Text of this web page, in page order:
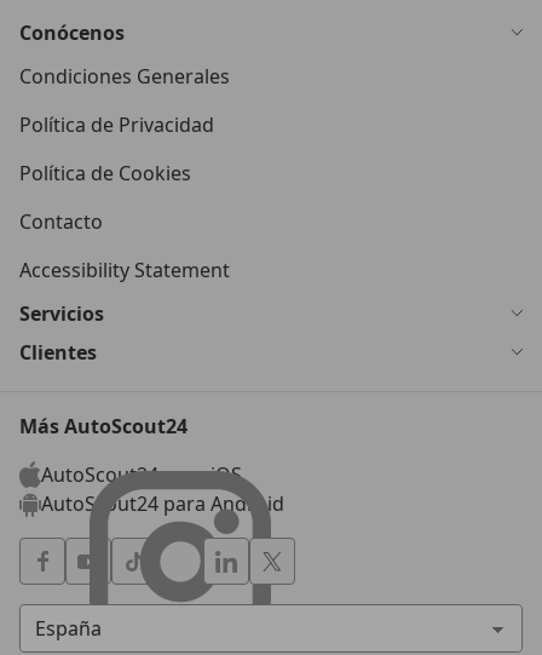
Conócenos
Condiciones Generales
Política de Privacidad
Política de Cookies
Contacto
Accessibility Statement
Servicios
Clientes
Más AutoScout24
AutoScout24 para iOS
AutoScout24 para Android